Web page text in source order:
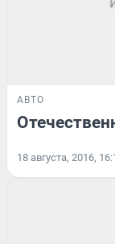
АВТО
18 августа, 2016,